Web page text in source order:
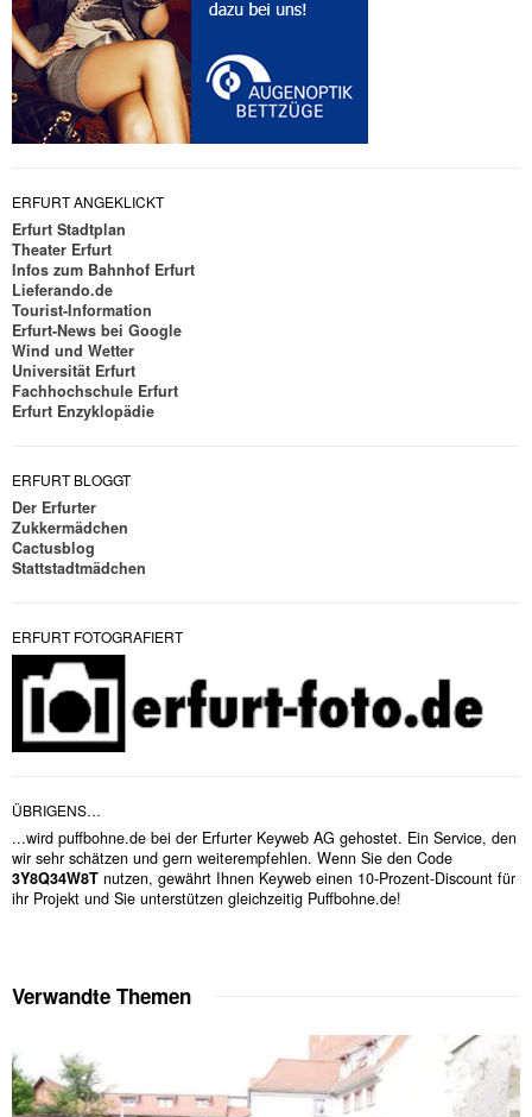
ERFURT ANGEKLICKT
Erfurt Stadtplan
Theater Erfurt
Infos zum Bahnhof Erfurt
Lieferando.de
Tourist-Information
Erfurt-News bei Google
Wind und Wetter
Universität Erfurt
Fachhochschule Erfurt
Erfurt Enzyklopädie
ERFURT BLOGGT
Der Erfurter
Zukkermädchen
Cactusblog
Stattstadtmädchen
ERFURT FOTOGRAFIERT
ÜBRIGENS…
...wird puffbohne.de bei der Erfurter Keyweb AG gehostet. Ein Service, den
wir sehr schätzen und gern weiterempfehlen. Wenn Sie den Code
3Y8Q34W8T nutzen, gewährt Ihnen Keyweb einen 10-Prozent-Discount für
ihr Projekt und Sie unterstützen gleichzeitig Puffbohne.de!
Verwandte Themen